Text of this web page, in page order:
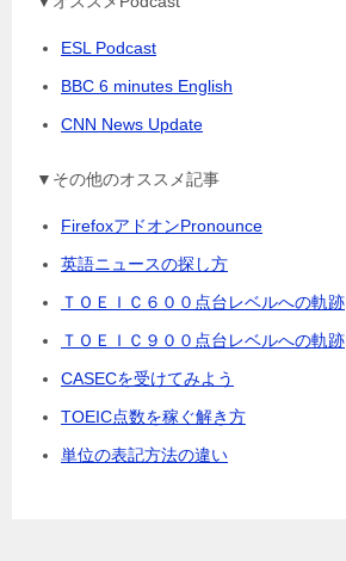
ESL Podcast
BBC 6 minutes English
CNN News Update
▼その他のオススメ記事
FirefoxアドオンPronounce
英語ニュースの探し方
ＴＯＥＩＣ６００点台レベルへの軌跡
ＴＯＥＩＣ９００点台レベルへの軌跡
CASECを受けてみよう
TOEIC点数を稼ぐ解き方
単位の表記方法の違い